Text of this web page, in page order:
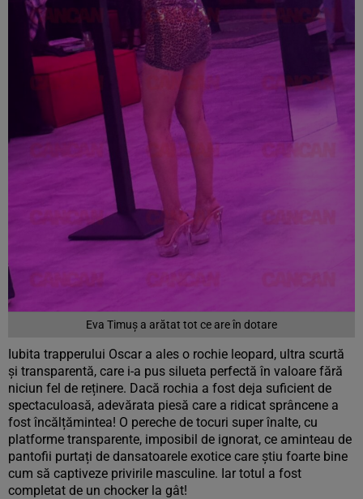
Eva Timuș a arătat tot ce are în dotare
Iubita trapperului Oscar a ales o rochie leopard, ultra scurtă
și transparentă, care i-a pus silueta perfectă în valoare fără
niciun fel de reținere. Dacă rochia a fost deja suficient de
spectaculoasă, adevărata piesă care a ridicat sprâncene a
fost încălțămintea! O pereche de tocuri super înalte, cu
platforme transparente, imposibil de ignorat, ce aminteau de
pantofii purtați de dansatoarele exotice care știu foarte bine
cum să captiveze privirile masculine. Iar totul a fost
completat de un chocker la gât!